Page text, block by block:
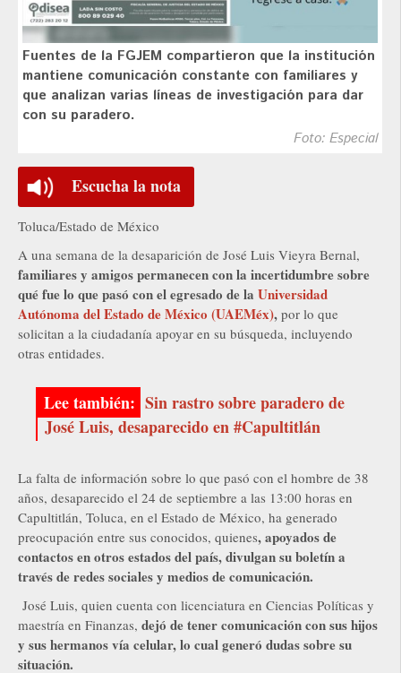
Fuentes de la FGJEM compartieron que la institución
mantiene comunicación constante con familiares y
que analizan varias líneas de investigación para dar
con su paradero.
Foto: Especial
Escucha la nota
Toluca/Estado de México
A una semana de la desaparición de José Luis Vieyra Bernal,
familiares y amigos permanecen con la incertidumbre sobre
qué fue lo que pasó con el egresado de la Universidad
Autónoma del Estado de México (UAEMéx), por lo que
solicitan a la ciudadanía apoyar en su búsqueda, incluyendo
otras entidades.
Sin rastro sobre paradero de
José Luis, desaparecido en #Capultitlán
La falta de información sobre lo que pasó con el hombre de 38
años, desaparecido el 24 de septiembre a las 13:00 horas en
Capultitlán, Toluca, en el Estado de México, ha generado
preocupación entre sus conocidos, quienes, apoyados de
contactos en otros estados del país, divulgan su boletín a
través de redes sociales y medios de comunicación.
José Luis, quien cuenta con licenciatura en Ciencias Políticas y
maestría en Finanzas, dejó de tener comunicación con sus hijos
y sus hermanos vía celular, lo cual generó dudas sobre su
situación.